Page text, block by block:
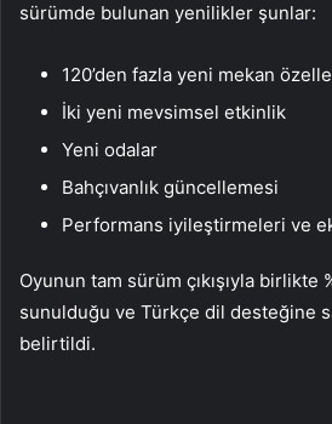
sürümde bulunan yenilikler şunlar:
120’den fazla yeni mekan
İki yeni mevsimsel etkinlik
Yeni odalar
Bahçıvanlık güncellemesi
Performans iyileştirmeleri ve
Oyunun tam sürüm çıkışıyla birlikte
sunulduğu ve Türkçe dil desteğine
belirtildi.